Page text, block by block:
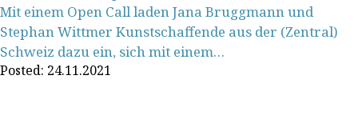
IreneNaef ,Bürgenstrasse 27,6005 Luzern,Schweiz
Mit einem Open Call laden Jana Bruggmann und
Stephan Wittmer Kunstschaffende aus der (Zentral)
Schweiz dazu ein, sich mit einem…
Posted: 24.11.2021